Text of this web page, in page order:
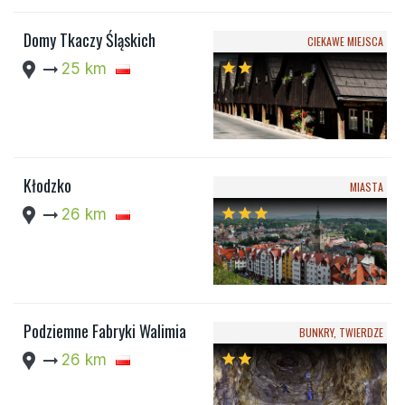
Domy Tkaczy Śląskich
location_pin arrow_right_alt 25 km
CIEKAWE MIEJSCA
starstar
Kłodzko
location_pin arrow_right_alt 26 km
MIASTA
starstarstar
Podziemne Fabryki Walimia
location_pin arrow_right_alt 26 km
BUNKRY, TWIERDZE
starstar